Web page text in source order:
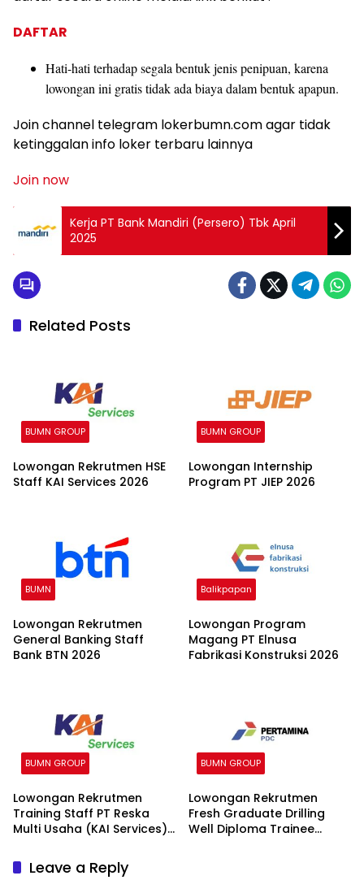
DAFTAR
Hati-hati terhadap segala bentuk jenis penipuan, karena
lowongan ini gratis tidak ada biaya dalam bentuk apapun.
Join channel telegram lokerbumn.com agar tidak
ketinggalan info loker terbaru lainnya
Join now
Kerja PT Bank Mandiri (Persero) Tbk April
2025
Related Posts
BUMN GROUP
Lowongan Rekrutmen HSE
Staff KAI Services 2026
BUMN GROUP
Lowongan Internship
Program PT JIEP 2026
BUMN
Lowongan Rekrutmen
General Banking Staff
Bank BTN 2026
Balikpapan
Lowongan Program
Magang PT Elnusa
Fabrikasi Konstruksi 2026
BUMN GROUP
Lowongan Rekrutmen
Training Staff PT Reska
Multi Usaha (KAI Services)
BUMN GROUP
Lowongan Rekrutmen
Fresh Graduate Drilling
Well Diploma Trainee
Leave a Reply